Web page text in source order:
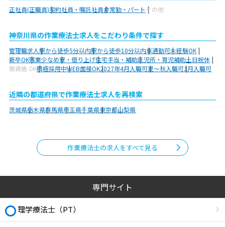
正社員(正職員)契約社員・嘱託社員非常勤・パートその他
神奈川県の作業療法士求人をこだわり条件で探す
管理職求人駅から徒歩5分以内駅から徒歩10分以内車通勤可未経験OK
新卒OK残業少なめ寮・借り上げ住宅手当・補助託児所・育児補助土日祝休
無資格 OK積極採用中WEB面接OK2027年4月入職可夏～秋入職可1月入職可
近隣の都道府県で作業療法士求人を再検索
茨城県栃木県群馬県埼玉県千葉県東京都山梨県
作業療法士の求人をすべて見る
専門サイト
理学療法士（PT）